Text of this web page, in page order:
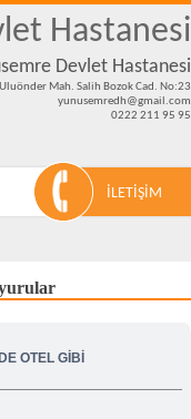
Hastanesi
Devlet Hastanesi
Uluönder Mah. Salih Bozok Cad. No:23
yunusemredh@gmail.com
0222 211 95 95
İLETİŞİM
OTEL GİBİ